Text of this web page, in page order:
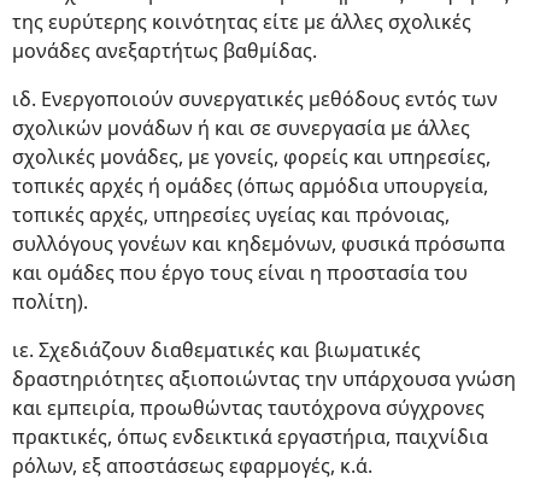
της ευρύτερης κοινότητας είτε με άλλες σχολικές
μονάδες ανεξαρτήτως βαθμίδας.
ιδ. Ενεργοποιούν συνεργατικές μεθόδους εντός των
σχολικών μονάδων ή και σε συνεργασία με άλλες
σχολικές μονάδες, με γονείς, φορείς και υπηρεσίες,
τοπικές αρχές ή ομάδες (όπως αρμόδια υπουργεία,
τοπικές αρχές, υπηρεσίες υγείας και πρόνοιας,
συλλόγους γονέων και κηδεμόνων, φυσικά πρόσωπα
και ομάδες που έργο τους είναι η προστασία του
πολίτη).
ιε. Σχεδιάζουν διαθεματικές και βιωματικές
δραστηριότητες αξιοποιώντας την υπάρχουσα γνώση
και εμπειρία, προωθώντας ταυτόχρονα σύγχρονες
πρακτικές, όπως ενδεικτικά εργαστήρια, παιχνίδια
ρόλων, εξ αποστάσεως εφαρμογές, κ.ά.